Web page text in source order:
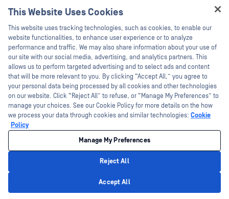
وثائق تقنية
دورات تدريبية
برنامج الثغرات الأمنية
الشركاء
شهادات
شركاء التكنولوجيا
برنامج شركاء القنوات
ندوات عبر الإنترنت
أوراق البيانات
مستندات تقنية
أدوات مجانية
©2026 OPSWAT . جميع الحقوق محفوظة. OPSWAT و MetaDefender و Metascan و
MetaAccess OPSWAT و Trust no File. Trust No Device. و OPSWAT و Protecting the
OPSWAT العلامات التجارية الخاصة بالجهات الخارجية هي ملك لأصحابها المعنيين.
إدارة تفضيلات ملفات تعريف الارتباط
This Website Uses Cookies
This website uses tracking technologies, such as cookies, to enable our
website functionalities, to enhance user experience or to analyze
performance and traffic. We may also share information about your use of
our site with our social media, advertising, and analytics partners. This
allows us to perform targeted advertising and to select ads and content
that will be more relevant to you. By clicking “Accept All,” you agree to
your personal data being processed by all cookies and other technologies
on our website. Click “Reject All” to refuse, or “Manage My Preferences” to
manage your choices. See our Cookie Policy for more details on the how
we process your data through cookies and similar technologies: Cookie
Policy
Manage My Preferences
Reject All
Accept All
Hey there!
I'm Ozzy, your OPSWAT virtual assistant.
How can I help you secure what's critical
today?